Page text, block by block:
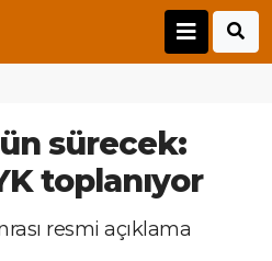
sürecek:
toplanıyor
resmi açıklama